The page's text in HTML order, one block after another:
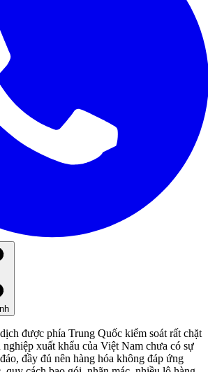
được phía Trung Quốc kiểm soát rất chặt
xuất khẩu của Việt Nam chưa có sự
đầy đủ nên hàng hóa không đáp ứng